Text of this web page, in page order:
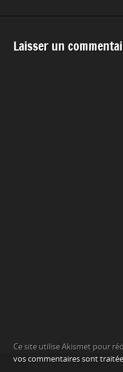
Laisser un
Ce site utilise Akismet pour
vos commentaires sont